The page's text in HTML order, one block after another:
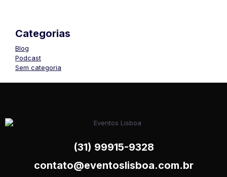
Categorias
Blog
Podcast
Sem categoria
(31) 99915-9328
contato@eventoslisboa.com.br